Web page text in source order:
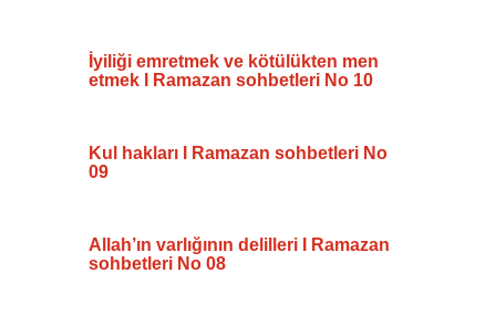
İyiliği emretmek ve kötülükten men
etmek I Ramazan sohbetleri No 10
Kul hakları I Ramazan sohbetleri No
09
Allah’ın varlığının delilleri I Ramazan
sohbetleri No 08